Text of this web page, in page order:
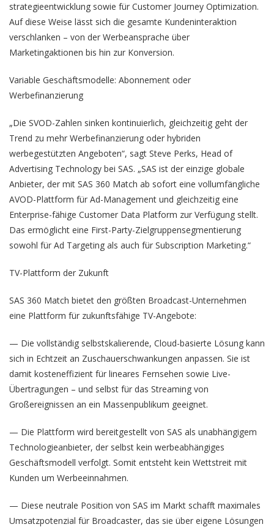
strategieentwicklung sowie für Customer Journey Optimization.
Auf diese Weise lässt sich die gesamte Kundeninteraktion
verschlanken – von der Werbeansprache über
Marketingaktionen bis hin zur Konversion.
Variable Geschäftsmodelle: Abonnement oder
Werbefinanzierung
„Die SVOD-Zahlen sinken kontinuierlich, gleichzeitig geht der
Trend zu mehr Werbefinanzierung oder hybriden
werbegestützten Angeboten“, sagt Steve Perks, Head of
Advertising Technology bei SAS. „SAS ist der einzige globale
Anbieter, der mit SAS 360 Match ab sofort eine vollumfängliche
AVOD-Plattform für Ad-Management und gleichzeitig eine
Enterprise-fähige Customer Data Platform zur Verfügung stellt.
Das ermöglicht eine First-Party-Zielgruppensegmentierung
sowohl für Ad Targeting als auch für Subscription Marketing.“
TV-Plattform der Zukunft
SAS 360 Match bietet den größten Broadcast-Unternehmen
eine Plattform für zukunftsfähige TV-Angebote:
— Die vollständig selbstskalierende, Cloud-basierte Lösung kann
sich in Echtzeit an Zuschauerschwankungen anpassen. Sie ist
damit kosteneffizient für lineares Fernsehen sowie Live-
Übertragungen – und selbst für das Streaming von
Großereignissen an ein Massenpublikum geeignet.
— Die Plattform wird bereitgestellt von SAS als unabhängigem
Technologieanbieter, der selbst kein werbeabhängiges
Geschäftsmodell verfolgt. Somit entsteht kein Wettstreit mit
Kunden um Werbeeinnahmen.
— Diese neutrale Position von SAS im Markt schafft maximales
Umsatzpotenzial für Broadcaster, das sie über eigene Lösungen